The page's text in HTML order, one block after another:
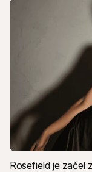
Rosefield je začel